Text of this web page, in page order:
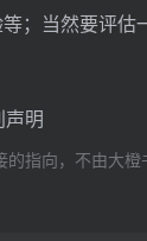
当然要评
声明
指向，不由大